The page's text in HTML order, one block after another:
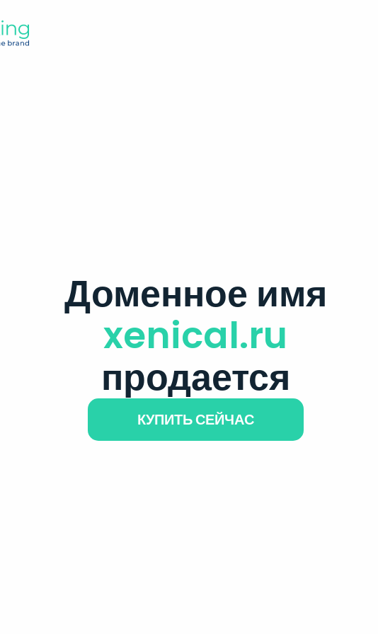
Доменное имя
xenical.ru
продается
КУПИТЬ СЕЙЧАС